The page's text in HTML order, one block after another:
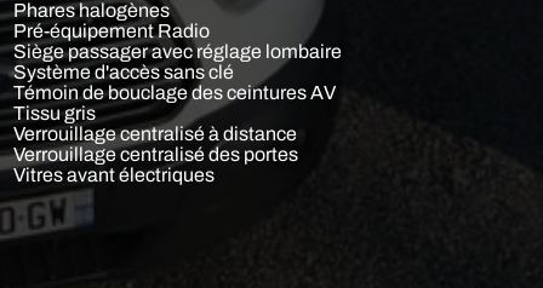
Phares halogènes
Pré-équipement Radio
Siège passager avec réglage lombaire
Système d'accès sans clé
Témoin de bouclage des ceintures AV
Tissu gris
Verrouillage centralisé à distance
Verrouillage centralisé des portes
Vitres avant électriques